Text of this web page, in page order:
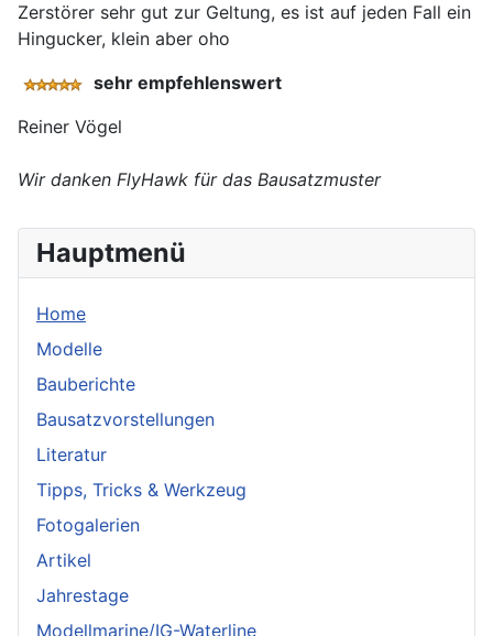
Hauptmenü
Home
Modelle
Bauberichte
Bausatzvorstellungen
Literatur
Tipps, Tricks & Werkzeug
Fotogalerien
Artikel
Jahrestage
Modellmarine/IG-Waterline
Zerstörer sehr gut zur Geltung, es ist auf jeden Fall ein
Hingucker, klein aber oho
sehr empfehlenswert
Reiner Vögel
Wir danken FlyHawk für das Bausatzmuster